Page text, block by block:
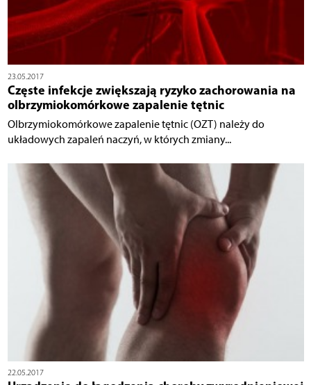
23.05.2017
Częste infekcje zwiększają ryzyko zachorowania na
olbrzymiokomórkowe zapalenie tętnic
Olbrzymiokomórkowe zapalenie tętnic (OZT) należy do
układowych zapaleń naczyń, w których zmiany...
22.05.2017